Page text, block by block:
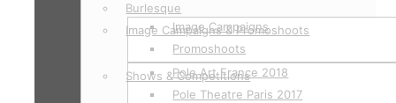
Burlesque
Image Campaigns & Promoshoots
Image Campaigns
Promoshoots
Shows & Competitions
Pole Art France 2018
Pole Theatre Paris 2017